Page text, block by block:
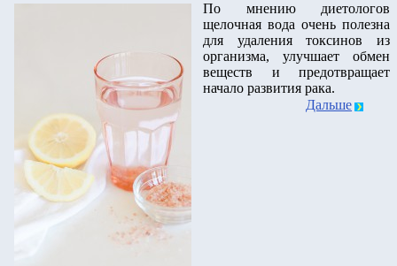
По мнению диетологов
щелочная вода очень полезна
для удаления токсинов из
организма, улучшает обмен
веществ и предотвращает
начало развития рака.
Дальше